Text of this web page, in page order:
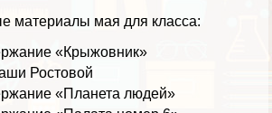
материалы мая для класса:
«Крыжовник»
Ростовой
«Планета людей»